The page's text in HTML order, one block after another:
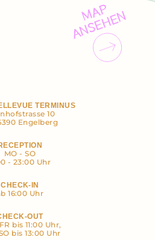
MAP
ANSEHEN
TERMINUS
10
Engelberg
MO - SO
- 23:00 Uhr
CHECK-IN
16:00 Uhr
OUT
bis 11:00 Uhr,
bis 13:00 Uhr